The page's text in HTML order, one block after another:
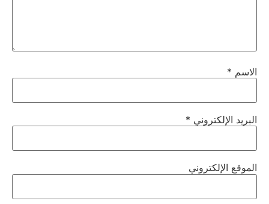
الاسم *
البريد الإلكتروني *
الموقع الإلكتروني